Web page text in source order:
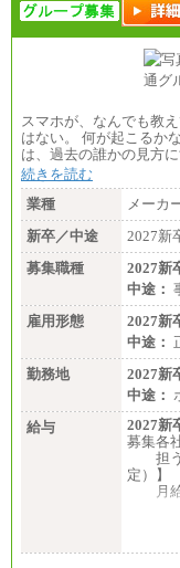
※詳細
■(株
総合
エリ
■(株
総合職
※詳細
■I&Jデ
総合職
※詳細
＜有期
■(株
有期契
※詳細
■(株
総合職
中途：
①月給
②月給
③月給
④月給
⑤月給
⑥月給
⑦月給
⑧～⑮
⑯月給
⑰月給
スマホが、なんでも教
はない。 何が起こるか
は、過去の誰かの見方
続きを読む
業種
メーカ
新卒／中途
2027新
募集職種
2027新
中途：
雇用形態
2027新
中途：
勤務地
2027新
中途：
給与
2027新
募集各
担う
定）】
月給
※入社
す。